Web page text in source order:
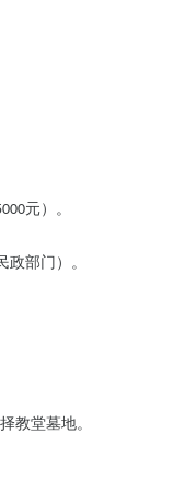
元）。
政部门）。
教堂墓地。